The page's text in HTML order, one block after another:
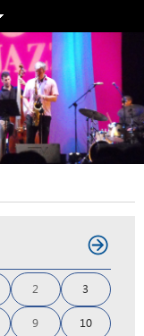
2 3
9 10